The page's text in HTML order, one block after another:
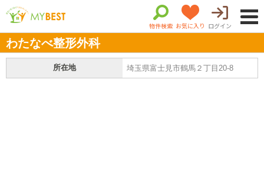
物件検索 お気に入り ログイン
わたなべ整形外科
所在地 埼玉県富士見市鶴馬２丁目20-8